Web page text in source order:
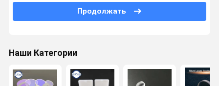
Двуцветный фильтр
Оптически Бандпасс фильтр
Продолжать
Наши Категории